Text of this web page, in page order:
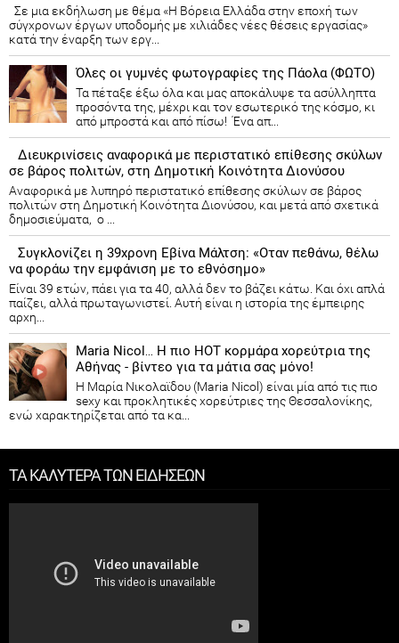
Σε μια εκδήλωση με θέμα «Η Βόρεια Ελλάδα στην εποχή των
σύγχρονων έργων υποδομής με χιλιάδες νέες θέσεις εργασίας»
κατά την έναρξη των εργ...
Όλες οι γυμνές φωτογραφίες της Πάολα (ΦΩΤΟ)
Τα πέταξε έξω όλα και μας αποκάλυψε τα ασύλληπτα
προσόντα της, μέχρι και τον εσωτερικό της κόσμο, κι
από μπροστά και από πίσω! Ένα απ...
Διευκρινίσεις αναφορικά με περιστατικό επίθεσης σκύλων
σε βάρος πολιτών, στη Δημοτική Κοινότητα Διονύσου
Αναφορικά με λυπηρό περιστατικό επίθεσης σκύλων σε βάρος
πολιτών στη Δημοτική Κοινότητα Διονύσου, και μετά από σχετικά
δημοσιεύματα, ο ...
Συγκλονίζει η 39χρονη Εβίνα Μάλτση: «Οταν πεθάνω, θέλω
να φοράω την εμφάνιση με το εθνόσημο»
Είναι 39 ετών, πάει για τα 40, αλλά δεν το βάζει κάτω. Και όχι απλά
παίζει, αλλά πρωταγωνιστεί. Αυτή είναι η ιστορία της έμπειρης
αρχη...
Maria Nicol… Η πιο HOT κορμάρα χορεύτρια της
Αθήνας - βίντεο για τα μάτια σας μόνο!
Η Μαρία Νικολαϊδου (Maria Nicol) είναι μία από τις πιο
sexy και προκλητικές χορεύτριες της Θεσσαλονίκης,
ενώ χαρακτηρίζεται από τα κα...
ΤΑ ΚΑΛΥΤΕΡΑ ΤΩΝ ΕΙΔΗΣΕΩΝ